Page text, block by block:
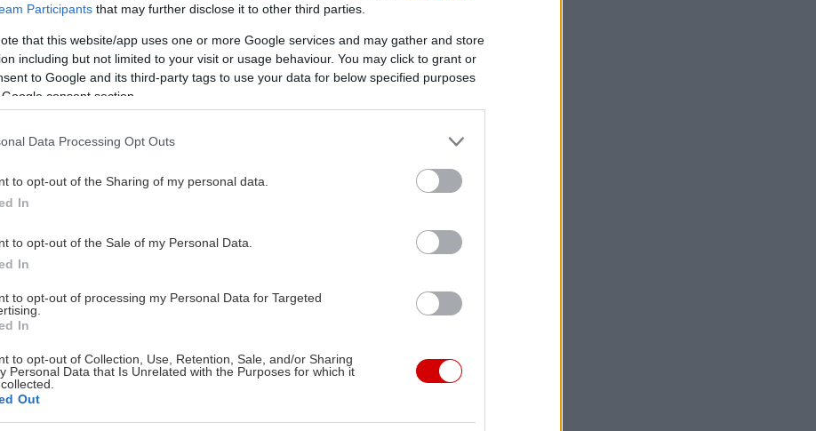
Participants that may further disclose it to other third parties.
that this website/app uses one or more Google services and may gather and store
including but not limited to your visit or usage behaviour. You may click to grant or
to Google and its third-party tags to use your data for below specified purposes
consent section.
Data Processing Opt Outs
to opt-out of the Sharing of my personal data.
In
to opt-out of the Sale of my Personal Data.
In
to opt-out of processing my Personal Data for Targeted
In
to opt-out of Collection, Use, Retention, Sale, and/or Sharing
Personal Data that Is Unrelated with the Purposes for which it
Out